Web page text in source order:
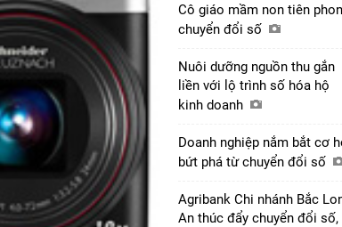
Cô giáo mầm non tiên
chuyển đổi số
Nuôi dưỡng nguồn thu gắn
liền với lộ trình số hóa hộ
kinh doanh
Doanh nghiệp nắm bắt cơ
bứt phá từ chuyển đổi số
Agribank Chi nhánh Bắc
An thúc đẩy chuyển đổi số,